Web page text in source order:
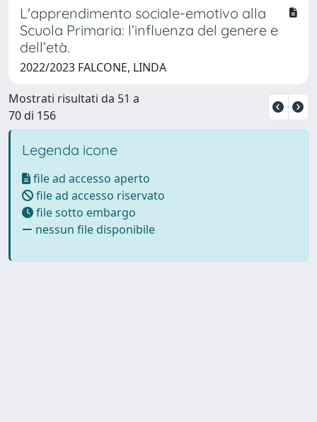
L'apprendimento sociale-emotivo alla
Scuola Primaria: l’influenza del genere e
dell’età.
2022/2023 FALCONE, LINDA
Mostrati risultati da 51 a
70 di 156
Legenda icone
file ad accesso aperto
file ad accesso riservato
file sotto embargo
nessun file disponibile